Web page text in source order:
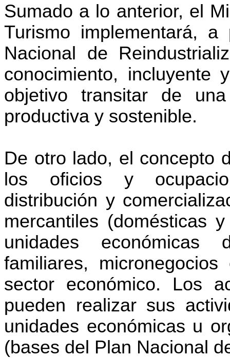
Sumado a lo anterior, el
Turismo implementará,
Nacional de
conocimiento, incluyente
objetivo transitar de
productiva y sostenible.
De otro lado, el concepto
los oficios y
distribución y
mercantiles (domésticas
unidades económicas
familiares,
sector económico. Los
pueden realizar sus
unidades económicas u
(bases del Plan Nacional